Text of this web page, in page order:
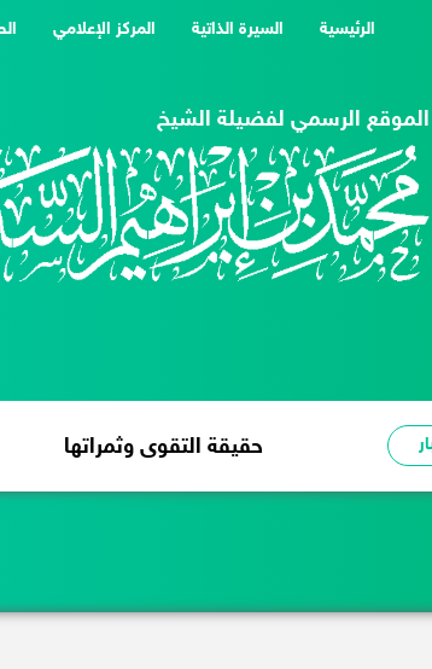
الرئيسية
(current) السيرة الذاتية المركز الإعلامي
الموقع الرسمي لفضيلة الشيخ
شدة الحر عبرة وعظة